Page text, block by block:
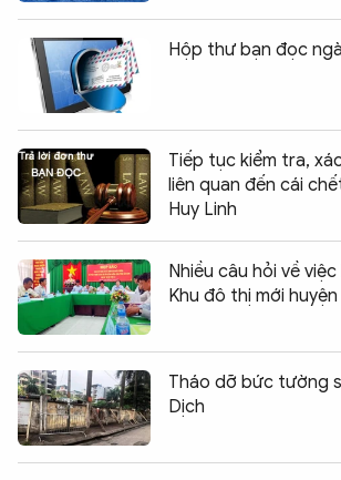
Hộp thư bạn đọc
Tiếp tục kiểm tra,
liên quan đến cái
Huy Linh
Nhiều câu hỏi về
Khu đô thị mới huyện
Tháo dỡ bức tường
Dịch